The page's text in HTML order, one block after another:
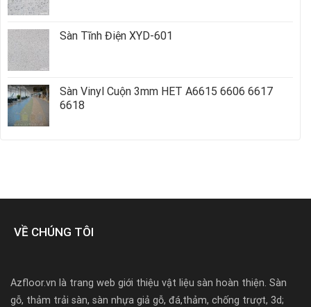
Sàn Tĩnh Điện XYD-601
Sàn Vinyl Cuộn 3mm HET A6615 6606 6617
6618
VỀ CHÚNG TÔI
Azfloor.vn là trang web giới thiệu vật liệu sàn hoàn thiện. Sàn
gỗ, thảm trải sàn, sàn nhựa giả gỗ, đá,thảm, chống trượt, 3d;